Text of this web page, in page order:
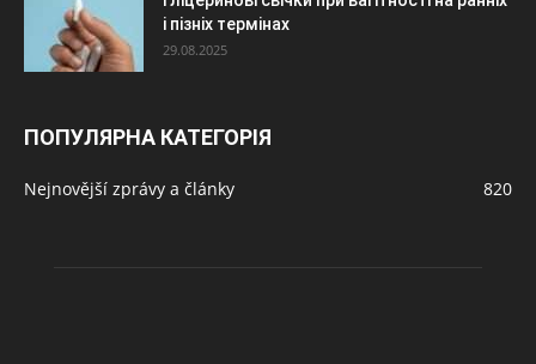
і пізніх термінах
29.08.2025
ПОПУЛЯРНА КАТЕГОРІЯ
Nejnovější zprávy a články 820